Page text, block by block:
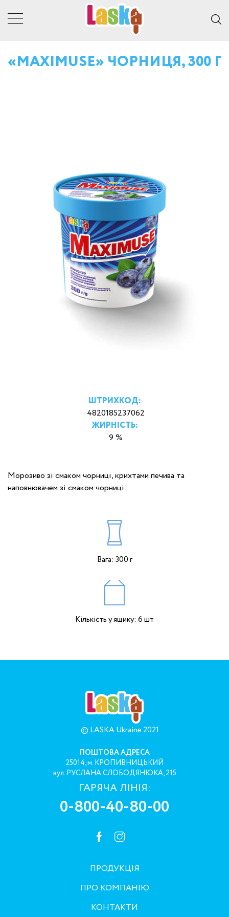
«MAXIMUSE» ЧОРНИЦЯ, 300 Г
ШТРИХКОД:
4820185237062
ЖИРНІСТЬ:
9 %
Морозиво зі смаком чорниці, крихтами печива та
наповнювачем зі смаком чорниці.
Вага: 300 г
Кількість у ящику: 6 шт
© LASKA Ukraine 2021
ПОШТОВА АДРЕСА
25014, м. КРОПИВНИЦЬКИЙ
вул. РУСЛАНА СЛОБОДЯНЮКА, 215
ГАРЯЧА ЛІНІЯ:
0-800-40-80-00
ПРОДУКЦІЯ
ПРО КОМПАНІЮ
КОНТАКТИ